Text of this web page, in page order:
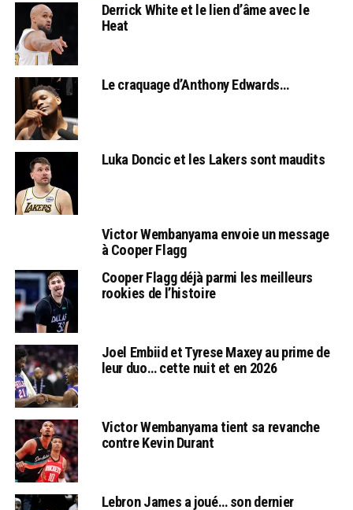
Derrick White et le lien d’âme avec le
Heat
Le craquage d’Anthony Edwards…
Luka Doncic et les Lakers sont maudits
Victor Wembanyama envoie un message
à Cooper Flagg
Cooper Flagg déjà parmi les meilleurs
rookies de l’histoire
Joel Embiid et Tyrese Maxey au prime de
leur duo… cette nuit et en 2026
Victor Wembanyama tient sa revanche
contre Kevin Durant
Lebron James a joué… son dernier